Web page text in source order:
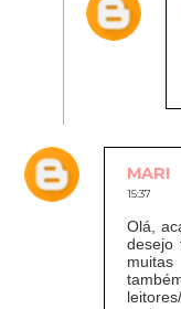
MARI
15:37
Olá,
desejo